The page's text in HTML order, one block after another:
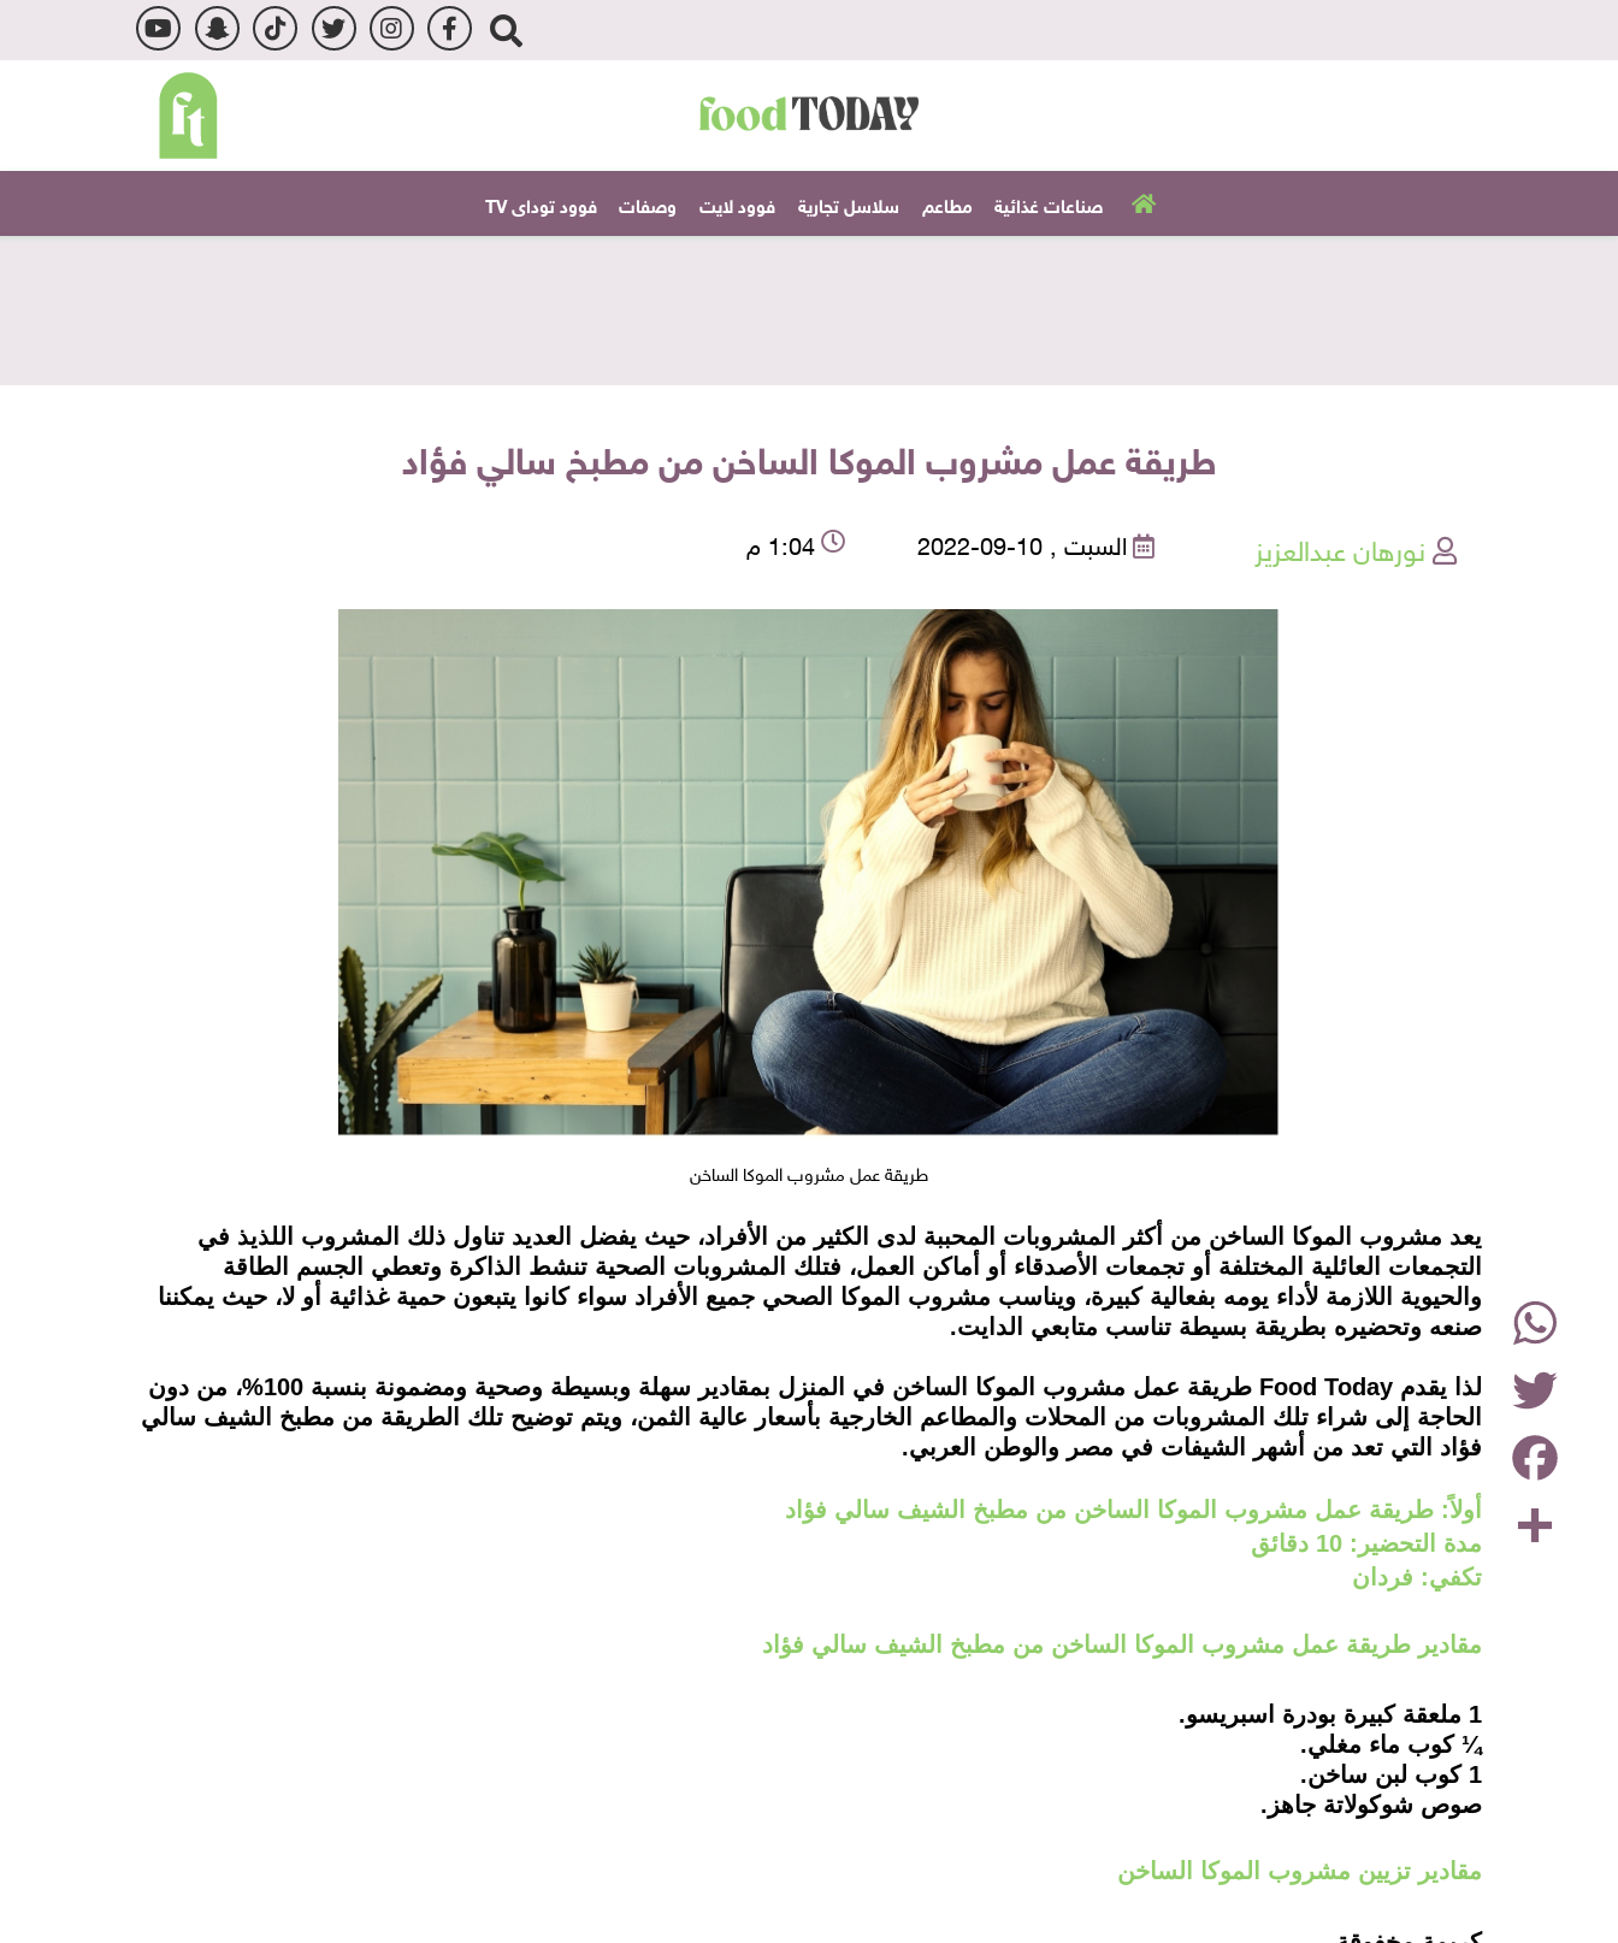
صناعات غذائية مطاعم سلاسل تجارية فوود لايت وصفات فوود توداى TV
طريقة عمل مشروب الموكا الساخن من مطبخ سالي فؤاد
نورهان عبدالعزيز السبت , 10-09-2022 1:04 م
طريقة عمل مشروب الموكا الساخن
Share
Facebook
Twitter
WhatsApp
instagramيعد مشروب الموكا الساخن من أكثر المشروبات المحببة لدى الكثير من الأفراد، حيث يفضل العديد تناول ذلك المشروب اللذيذ في
التجمعات العائلية المختلفة أو تجمعات الأصدقاء أو أماكن العمل، فتلك المشروبات الصحية تنشط الذاكرة وتعطي الجسم الطاقة
والحيوية اللازمة لأداء يومه بفعالية كبيرة، ويناسب مشروب الموكا الصحي جميع الأفراد سواء كانوا يتبعون حمية غذائية أو لا، حيث يمكننا
صنعه وتحضيره بطريقة بسيطة تناسب متابعي الدايت.
لذا يقدم Food Today طريقة عمل مشروب الموكا الساخن في المنزل بمقادير سهلة وبسيطة وصحية ومضمونة بنسبة 100%، من دون
الحاجة إلى شراء تلك المشروبات من المحلات والمطاعم الخارجية بأسعار عالية الثمن، ويتم توضيح تلك الطريقة من مطبخ الشيف سالي
فؤاد التي تعد من أشهر الشيفات في مصر والوطن العربي.
أولاً: طريقة عمل مشروب الموكا الساخن من مطبخ الشيف سالي فؤاد
مدة التحضير: 10 دقائق
تكفي: فردان
مقادير طريقة عمل مشروب الموكا الساخن من مطبخ الشيف سالي فؤاد
1 ملعقة كبيرة بودرة اسبريسو.
¼ كوب ماء مغلي.
1 كوب لبن ساخن.
صوص شوكولاتة جاهز.
مقادير تزيين مشروب الموكا الساخن